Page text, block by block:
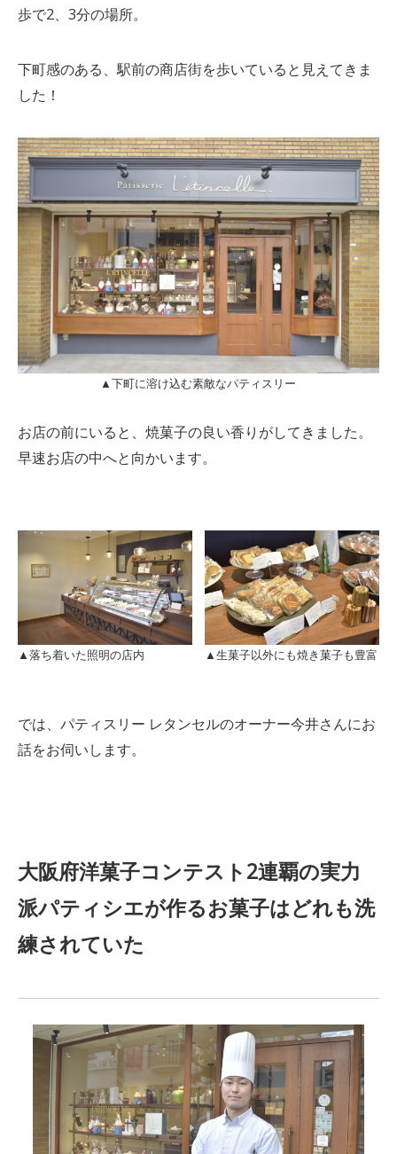
歩で2、3分の場所。
下町感のある、駅前の商店街を歩いていると見えてきま
した！
▲下町に溶け込む素敵なパティスリー
お店の前にいると、焼菓子の良い香りがしてきました。
早速お店の中へと向かいます。
▲落ち着いた照明の店内 ▲生菓子以外にも焼き菓子も豊富
では、パティスリー レタンセルのオーナー今井さんにお
話をお伺いします。
大阪府洋菓子コンテスト2連覇の実力
派パティシエが作るお菓子はどれも洗
練されていた